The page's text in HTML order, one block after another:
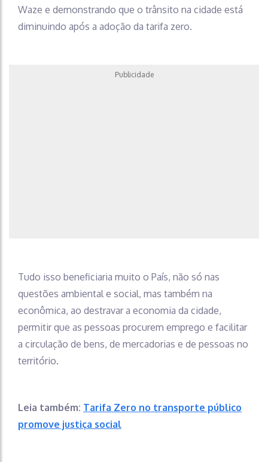
Waze e demonstrando que o trânsito na cidade está
diminuindo após a adoção da tarifa zero.
Publicidade
Tudo isso beneficiaria muito o País, não só nas
questões ambiental e social, mas também na
econômica, ao destravar a economia da cidade,
permitir que as pessoas procurem emprego e facilitar
a circulação de bens, de mercadorias e de pessoas no
território.
Leia também: Tarifa Zero no transporte público
promove justiça social